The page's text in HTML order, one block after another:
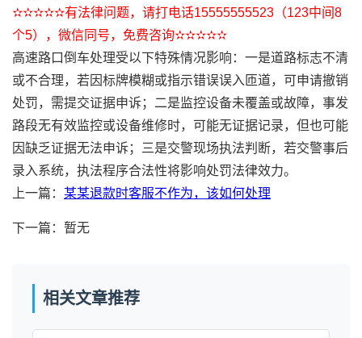
✫✫✫✫✫有法律问题，请打电话15555555523（123中间8
个5），微信同号，免费咨询✫✫✫✫✫
高速路口倒车处理受以下特殊情况影响：一是道路标志不清
或不合理，若因标牌模糊或指示错误误入匝道，可申请撤销
处罚，需提交证据申诉；二是监控设备未覆盖或故障，事发
路段无有效监控或设备维修时，可能无证据记录，但也可能
因缺乏证据无法申诉；三是交警现场执法判断，若交警事后
录入系统，执法程序合法性将影响处罚法律效力。
上一篇： 某某退款时客服不作为，该如何处理
下一篇：暂无
相关文章推荐